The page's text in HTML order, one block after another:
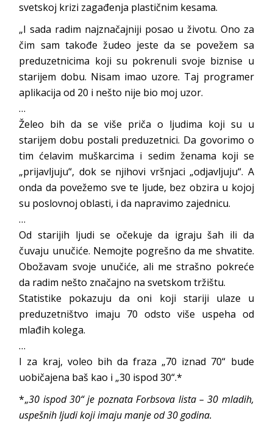
svetskoj krizi zagađenja plastičnim kesama.
„I sada radim najznačajniji posao u životu. Ono za
čim sam takođe žudeo jeste da se povežem sa
preduzetnicima koji su pokrenuli svoje biznise u
starijem dobu. Nisam imao uzore. Taj programer
aplikacija od 20 i nešto nije bio moj uzor.
…
Želeo bih da se više priča o ljudima koji su u
starijem dobu postali preduzetnici. Da govorimo o
tim ćelavim muškarcima i sedim ženama koji se
„prijavljuju“, dok se njihovi vršnjaci „odjavljuju“. A
onda da povežemo sve te ljude, bez obzira u kojoj
su poslovnoj oblasti, i da napravimo zajednicu.
…
Od starijih ljudi se očekuje da igraju šah ili da
čuvaju unučiće. Nemojte pogrešno da me shvatite.
Obožavam svoje unučiće, ali me strašno pokreće
da radim nešto značajno na svetskom tržištu.
Statistike pokazuju da oni koji stariji ulaze u
preduzetništvo imaju 70 odsto više uspeha od
mlađih kolega.
…
I za kraj, voleo bih da fraza „70 iznad 70“ bude
uobičajena baš kao i „30 ispod 30“.*
*„30 ispod 30“ je poznata Forbsova lista – 30 mladih,
uspešnih ljudi koji imaju manje od 30 godina.